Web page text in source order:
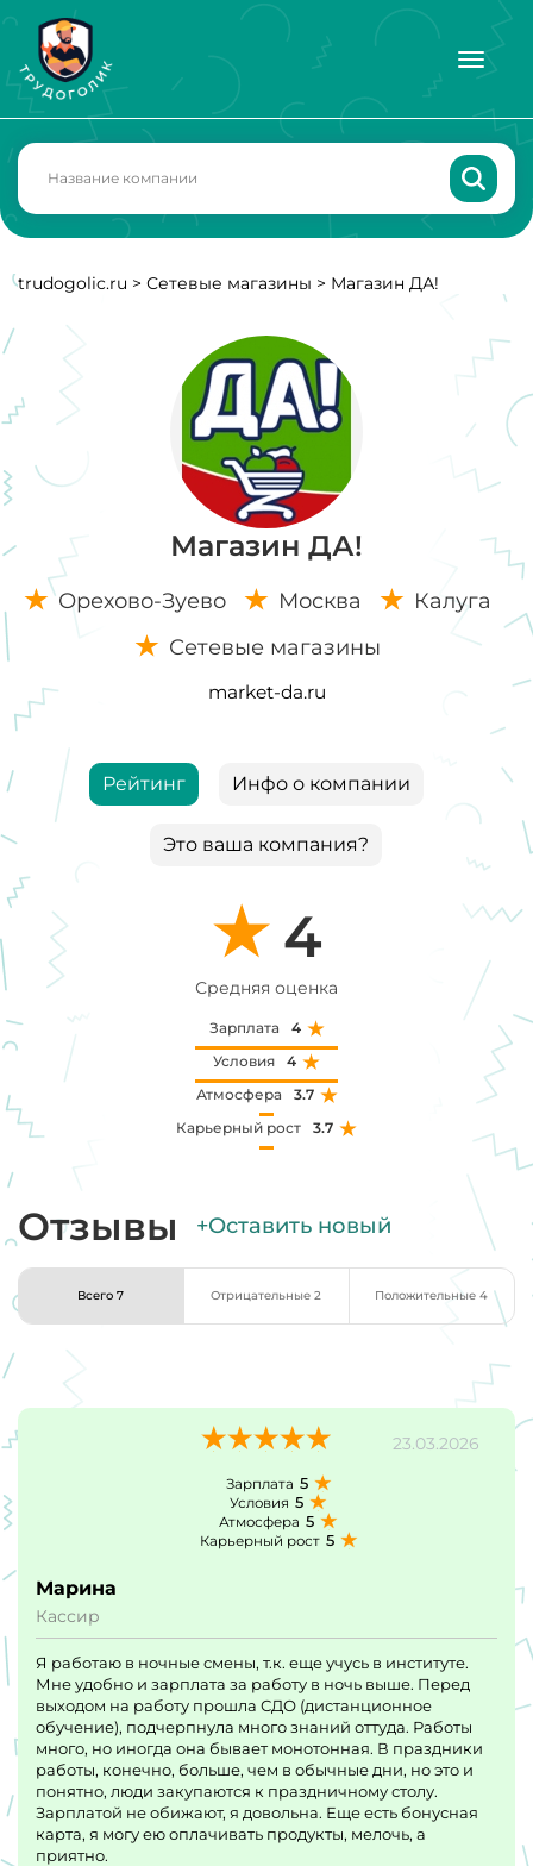
trudogolic.ru > Сетевые магазины > Магазин ДА!
Магазин ДА!
Орехово-Зуево Москва
Калуга
Сетевые магазины
market-da.ru
Рейтинг Инфо о компании
Это ваша компания?
4
Средняя оценка
Зарплата
4
Условия
4
Атмосфера
3.7
Карьерный рост
3.7
Отзывы +Оставить новый
Всего 7 Отрицательные 2 Положительные 4
23.03.2026
Зарплата 5
Условия 5
Атмосфера 5
Карьерный рост 5
Марина
Кассир
Я работаю в ночные смены, т.к. еще учусь в институте.
Мне удобно и зарплата за работу в ночь выше. Перед
выходом на работу прошла СДО (дистанционное
обучение), подчерпнула много знаний оттуда. Работы
много, но иногда она бывает монотонная. В праздники
работы, конечно, больше, чем в обычные дни, но это и
понятно, люди закупаются к праздничному столу.
Зарплатой не обижают, я довольна. Еще есть бонусная
карта, я могу ею оплачивать продукты, мелочь, а
приятно.